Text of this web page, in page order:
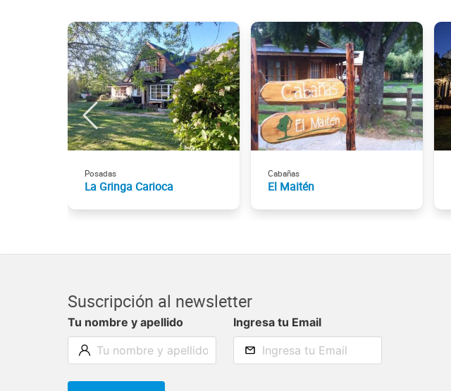
Posadas
La Gringa Carioca
Cabañas
El Maitén
Suscripción al newsletter
Tu nombre y apellido Ingresa tu Email